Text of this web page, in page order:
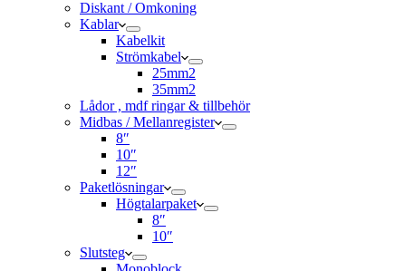
Diskant / Omkoning​
Kablar
Kabelkit
Strömkabel
25mm2
35mm2
Lådor , mdf ringar & tillbehör
Midbas / Mellanregister
8″
10″
12″
Paketlösningar
Högtalarpaket
8″
10″
Slutsteg